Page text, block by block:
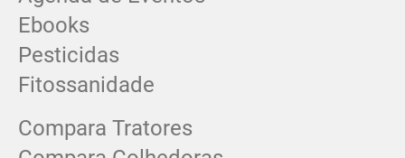
Ebooks
Pesticidas
Fitossanidade
Compara Tratores